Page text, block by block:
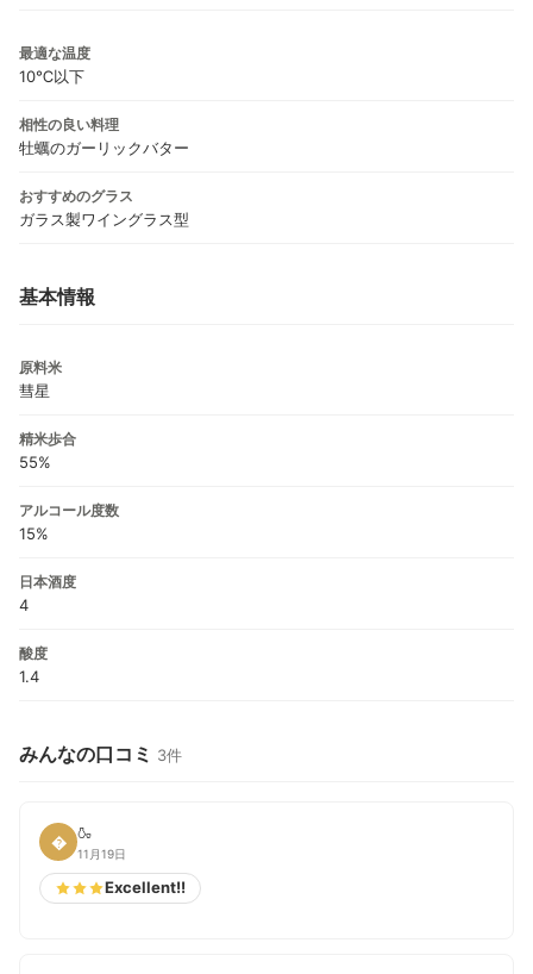
最適な温度
10℃以下
相性の良い料理
牡蠣のガーリックバター
おすすめのグラス
ガラス製ワイングラス型
基本情報
原料米
彗星
精米歩合
55%
アルコール度数
15%
日本酒度
4
酸度
1.4
みんなの口コミ 3件
 🍶
11月19日
Excellent!!